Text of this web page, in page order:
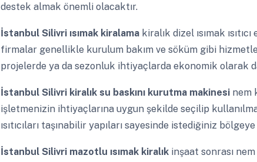
destek almak önemli olacaktır.
İstanbul Silivri ısımak kiralama kiralık dizel ısımak
firmalar genellikle kurulum bakım ve söküm gibi
projelerde ya da sezonluk ihtiyaçlarda ekonomik olarak
İstanbul Silivri kiralık su baskını kurutma makinesi nem
işletmenizin ihtiyaçlarına uygun şekilde seçilip
ısıtıcıları taşınabilir yapıları sayesinde istediğiniz
İstanbul Silivri mazotlu ısımak kiralık inşaat sonrası nem